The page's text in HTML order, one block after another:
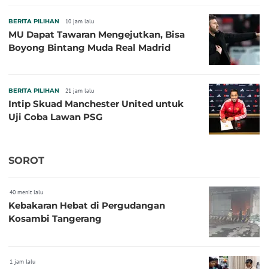
BERITA PILIHAN 10 jam lalu
MU Dapat Tawaran Mengejutkan, Bisa
Boyong Bintang Muda Real Madrid
BERITA PILIHAN 21 jam lalu
Intip Skuad Manchester United untuk
Uji Coba Lawan PSG
SOROT
40 menit lalu
Kebakaran Hebat di Pergudangan
Kosambi Tangerang
1 jam lalu